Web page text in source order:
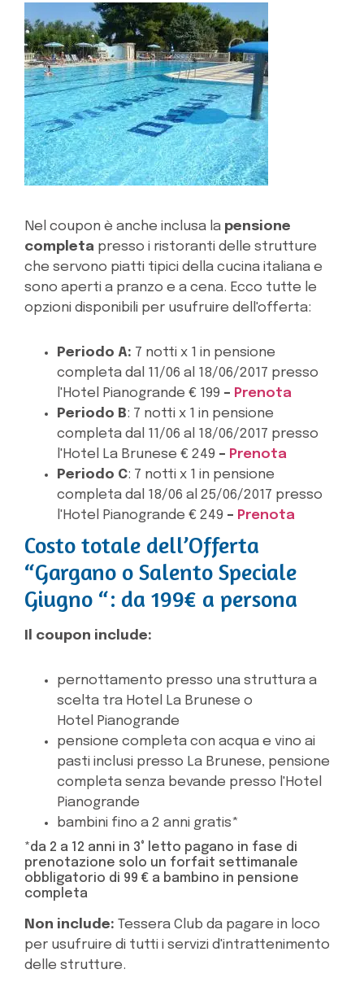
Nel coupon è anche inclusa la pensione
completa presso i ristoranti delle strutture
che servono piatti tipici della cucina italiana e
sono aperti a pranzo e a cena. Ecco tutte le
opzioni disponibili per usufruire dell'offerta:
Periodo A: 7 notti x 1 in pensione
completa dal 11/06 al 18/06/2017 presso
l'Hotel Pianogrande € 199 – Prenota
Periodo B: 7 notti x 1 in pensione
completa dal 11/06 al 18/06/2017 presso
l'Hotel La Brunese € 249 – Prenota
Periodo C: 7 notti x 1 in pensione
completa dal 18/06 al 25/06/2017 presso
l'Hotel Pianogrande € 249 – Prenota
Costo totale dell’Offerta
“Gargano o Salento Speciale
Giugno “: da 199€ a persona
Il coupon include:
pernottamento presso una struttura a
scelta tra Hotel La Brunese o
Hotel Pianogrande
pensione completa con acqua e vino ai
pasti inclusi presso La Brunese, pensione
completa senza bevande presso l'Hotel
Pianogrande
bambini fino a 2 anni gratis*
*da 2 a 12 anni in 3° letto pagano in fase di
prenotazione solo un forfait settimanale
obbligatorio di 99 € a bambino in pensione
completa
Non include: Tessera Club da pagare in loco
per usufruire di tutti i servizi d'intrattenimento
delle strutture.